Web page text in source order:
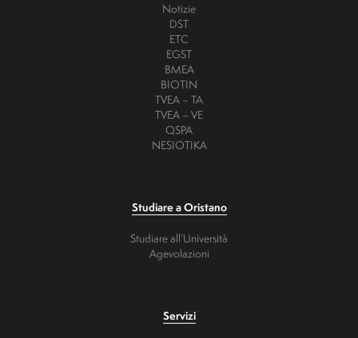
Notizie
DST
ETC
EGST
BMEA
BIOTIN
TVEA – TA
TVEA – VE
QSPA
NESIOTIKA
Studiare a Oristano
Studiare all’Università
Agevolazioni
Servizi